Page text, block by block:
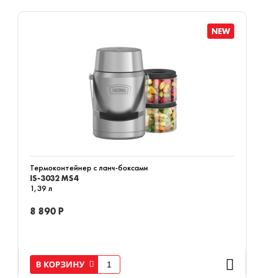
NEW
Термоконтейнер с ланч-боксами
IS-3032 MS4
1,39 л
8 890 Р
В КОРЗИНУ